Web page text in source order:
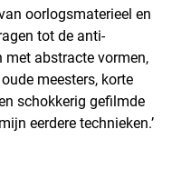
oorlogsmaterieel en
tot de anti-
abstracte vormen,
meesters, korte
schokkerig gefilmde
eerdere technieken.’